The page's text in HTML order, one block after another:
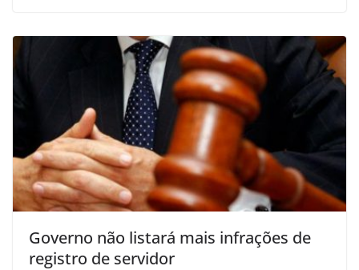
Governo não listará mais infrações de
registro de servidor